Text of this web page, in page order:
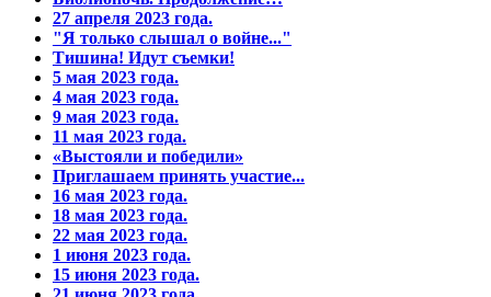
27 апреля 2023 года.
"Я только слышал о войне..."
Тишина! Идут съемки!
5 мая 2023 года.
4 мая 2023 года.
9 мая 2023 года.
11 мая 2023 года.
«Выстояли и победили»
Приглашаем принять участие...
16 мая 2023 года.
18 мая 2023 года.
22 мая 2023 года.
1 июня 2023 года.
15 июня 2023 года.